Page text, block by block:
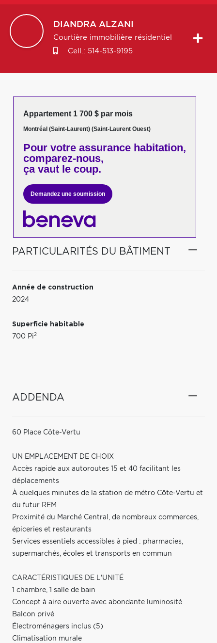
DIANDRA ALZANI
Courtière immobilière résidentiel
Cell.: 514-513-9195
Appartement 1 700 $ par mois
Montréal (Saint-Laurent) (Saint-Laurent Ouest)
Pour votreassurance habitation,
comparez-nous,
ça vaut le coup.
Demandez une soumission
PARTICULARITÉS DU BÂTIMENT
Année de construction
2024
Superficie habitable
700 Pi2
ADDENDA
60 Place Côte-Vertu
UN EMPLACEMENT DE CHOIX
Accès rapide aux autoroutes 15 et 40 facilitant les
déplacements
À quelques minutes de la station de métro Côte-Vertu et
du futur REM
Proximité du Marché Central, de nombreux commerces,
épiceries et restaurants
Services essentiels accessibles à pied : pharmacies,
supermarchés, écoles et transports en commun
CARACTÉRISTIQUES DE L'UNITÉ
1 chambre, 1 salle de bain
Concept à aire ouverte avec abondante luminosité
Balcon privé
Électroménagers inclus (5)
Climatisation murale